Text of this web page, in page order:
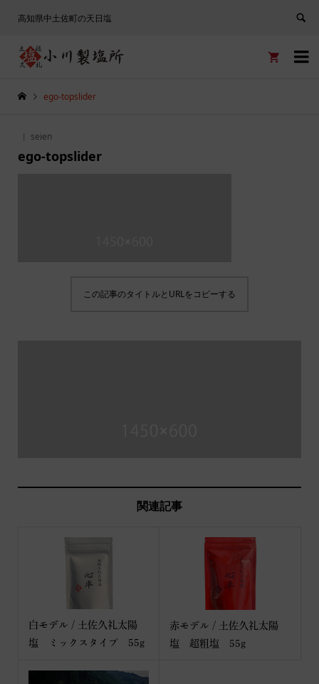
高知県中土佐町の天日塩


ego-topslider
seien
ego-topslider
この記事のタイトルとURLをコピーする
関連記事
白モデル / 土佐久礼太陽
塩 ミックスタイプ 55g
赤モデル / 土佐久礼太陽
塩 超粗塩 55g